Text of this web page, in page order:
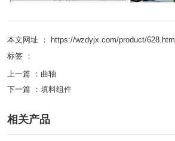
本文网址 ： https://wzdyjx.com/product/628.html
标签 ：
上一篇 ： 曲轴
下一篇 ： 填料组件
相关产品